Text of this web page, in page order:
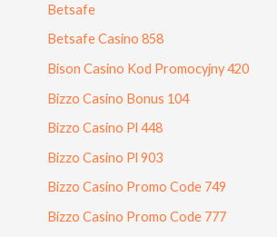
Betsafe
Betsafe Casino 858
Bison Casino Kod Promocyjny 420
Bizzo Casino Bonus 104
Bizzo Casino Pl 448
Bizzo Casino Pl 903
Bizzo Casino Promo Code 749
Bizzo Casino Promo Code 777